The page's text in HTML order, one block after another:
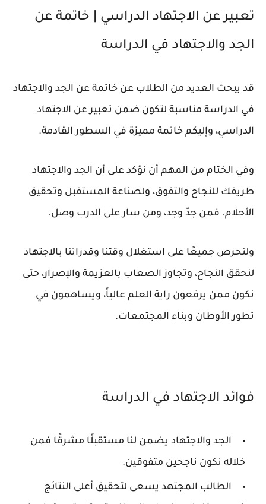
تعبير عن الاجتهاد الدراسي | خاتمة عن
الجد والاجتهاد في الدراسة
قد يبحث العديد من الطلاب عن خاتمة عن الجد والاجتهاد
في الدراسة مناسبة لتكون ضمن تعبير عن الاجتهاد
الدراسي، وإليكم خاتمة مميزة في السطور القادمة.
وفي الختام من المهم أن نؤكد على أن الجد والاجتهاد
طريقك للنجاح والتفوق، ولصناعة المستقبل وتحقيق
الأحلام. فمن جدّ وجد، ومن سار على الدرب وصل.
ولنحرص جميعًا على استغلال وقتنا وقدراتنا بالاجتهاد
لنحقق النجاح، وتجاوز الصعاب بالعزيمة والإصرار، حتى
نكون ممن يرفعون راية العلم عالياً، ويساهمون في
تطور الأوطان وبناء المجتمعات.
فوائد الاجتهاد في الدراسة
الجد والاجتهاد يضمن لنا مستقبلًا مشرقًا فمن
خلاله نكون ناجحين متفوقين.
الطالب المجتهد يسعى لتحقيق أعلى النتائج